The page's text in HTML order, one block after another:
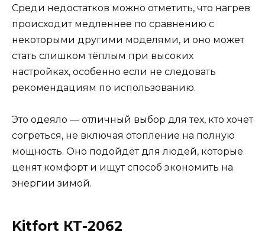
Среди недостатков можно отметить, что нагрев
происходит медленнее по сравнению с
некоторыми другими моделями, и оно может
стать слишком тёплым при высоких
настройках, особенно если не следовать
рекомендациям по использованию.
Это одеяло — отличный выбор для тех, кто хочет
согреться, не включая отопление на полную
мощность. Оно подойдёт для людей, которые
ценят комфорт и ищут способ экономить на
энергии зимой.
Kitfort КТ-2062